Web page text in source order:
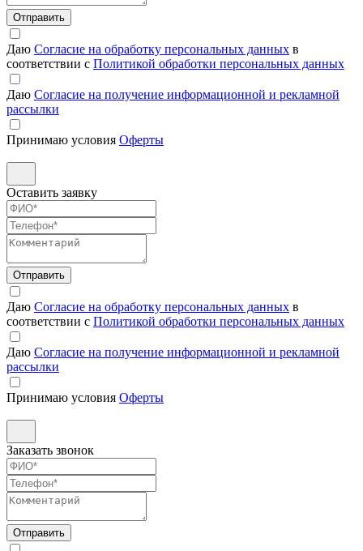
Отправить
Даю Согласие на обработку персональных данных в
соответствии с Политикой обработки персональных данных
Даю Согласие на получение информационной и рекламной
рассылки
Принимаю условия Оферты
Оставить заявку
Отправить
Даю Согласие на обработку персональных данных в
соответствии с Политикой обработки персональных данных
Даю Согласие на получение информационной и рекламной
рассылки
Принимаю условия Оферты
Заказать звонок
Отправить